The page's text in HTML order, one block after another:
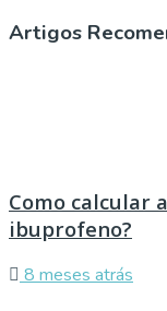
Artigos
Como calcular
ibuprofeno?
8 meses atrás